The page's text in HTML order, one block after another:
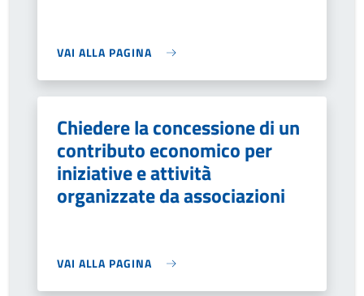
VAI ALLA PAGINA
Chiedere la concessione di un
contributo economico per
iniziative e attività
organizzate da associazioni
VAI ALLA PAGINA